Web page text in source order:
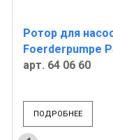
Ротор для
Foerderpumpe
арт. 64 06 60
ПОДРОБНЕЕ